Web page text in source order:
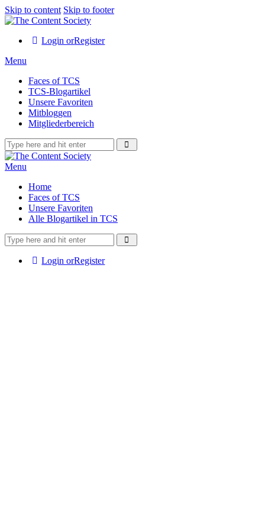
Skip to content Skip to footer
Login orRegister
Menu
Faces of TCS
TCS-Blogartikel
Unsere Favoriten
Mitbloggen
Mitgliederbereich
Menu
Home
Faces of TCS
Unsere Favoriten
Alle Blogartikel in TCS
Login orRegister